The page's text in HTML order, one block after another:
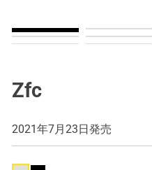
Zfc
2021年7月23日発売